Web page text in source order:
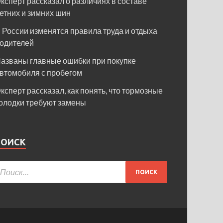
и зимних шин
России изменятся правила труда и отдыха
главные ошибки при покупке
с пробегом
рассказал, как понять, что тормозные
требуют замены